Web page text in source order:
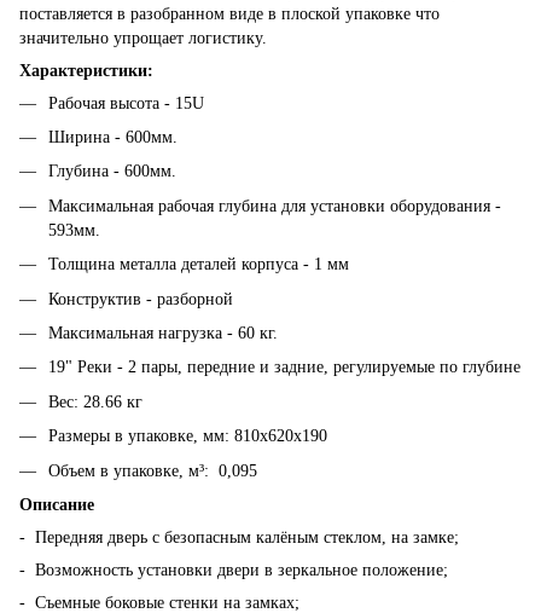
поставляется в разобранном виде в плоской упаковке что
значительно упрощает логистику.
Характеристики:
Рабочая высота - 15U
Ширина - 600мм.
Глубина - 600мм.
Максимальная рабочая глубина для установки оборудования -
593мм.
Толщина металла деталей корпуса - 1 мм
Конструктив - разборной
Максимальная нагрузка - 60 кг.
19" Реки - 2 пары, передние и задние, регулируемые по глубине
Вес: 28.66 кг
Размеры в упаковке, мм: 810х620х190
Объем в упаковке, м³: 0,095
Описание
- Передняя дверь с безопасным калёным стеклом, на замке;
- Возможность установки двери в зеркальное положение;
- Съемные боковые стенки на замках;